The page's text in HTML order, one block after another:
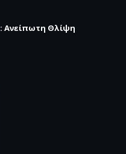
Ανείπωτη Θλίψη